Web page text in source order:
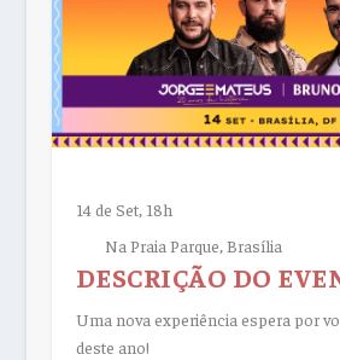
14 de Set, 18h
Na Praia Parque, Brasília
DESCRIÇÃO DO
Uma nova experiência espera por
deste ano!